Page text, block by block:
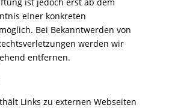
einer konkreten
Bei Bekanntwerden von
werden wir
entfernen.
Links zu externen Webseiten